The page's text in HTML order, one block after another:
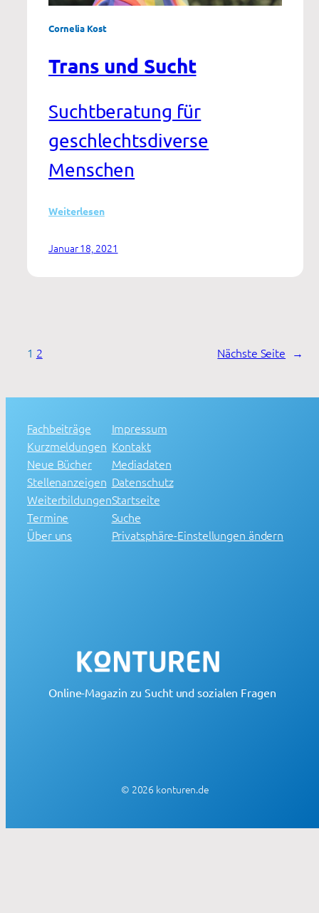
Cornelia Kost
Trans und Sucht
Suchtberatung für
geschlechtsdiverse
Menschen
Weiterlesen:
Sucht
Januar 18, 2021
1 2 Nächste Seite →
Fachbeiträge
Kurzmeldungen
Neue Bücher
Stellenanzeigen
Weiterbildungen
Termine
Über uns
Impressum
Kontakt
Mediadaten
Datenschutz
Startseite
Suche
Privatsphäre-Einstellungen ändern
Online-Magazin zu Sucht und sozialen Fragen
© 2026 konturen.de